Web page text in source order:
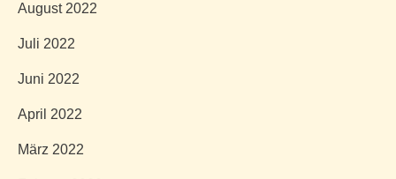
August 2022
Juli 2022
Juni 2022
April 2022
März 2022